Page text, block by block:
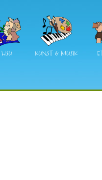
HSU KUNST & MUSIK